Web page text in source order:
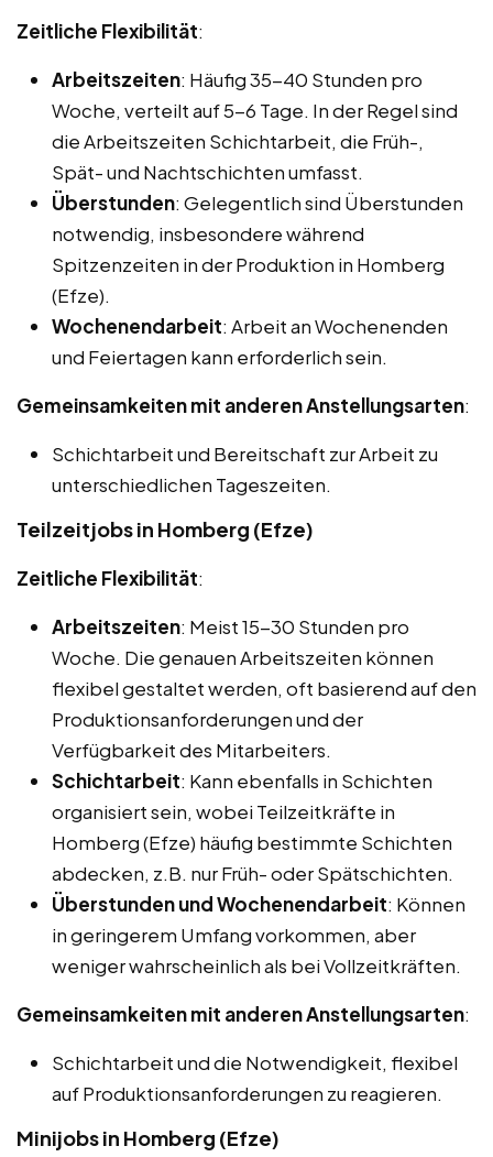
Zeitliche Flexibilität:
Arbeitszeiten: Häufig 35-40 Stunden pro
Woche, verteilt auf 5-6 Tage. In der Regel sind
die Arbeitszeiten Schichtarbeit, die Früh-,
Spät- und Nachtschichten umfasst.
Überstunden: Gelegentlich sind Überstunden
notwendig, insbesondere während
Spitzenzeiten in der Produktion in Homberg
(Efze).
Wochenendarbeit: Arbeit an Wochenenden
und Feiertagen kann erforderlich sein.
Gemeinsamkeiten mit anderen Anstellungsarten:
Schichtarbeit und Bereitschaft zur Arbeit zu
unterschiedlichen Tageszeiten.
Teilzeitjobs in Homberg (Efze)
Zeitliche Flexibilität:
Arbeitszeiten: Meist 15-30 Stunden pro
Woche. Die genauen Arbeitszeiten können
flexibel gestaltet werden, oft basierend auf den
Produktionsanforderungen und der
Verfügbarkeit des Mitarbeiters.
Schichtarbeit: Kann ebenfalls in Schichten
organisiert sein, wobei Teilzeitkräfte in
Homberg (Efze) häufig bestimmte Schichten
abdecken, z.B. nur Früh- oder Spätschichten.
Überstunden und Wochenendarbeit: Können
in geringerem Umfang vorkommen, aber
weniger wahrscheinlich als bei Vollzeitkräften.
Gemeinsamkeiten mit anderen Anstellungsarten:
Schichtarbeit und die Notwendigkeit, flexibel
auf Produktionsanforderungen zu reagieren.
Minijobs in Homberg (Efze)